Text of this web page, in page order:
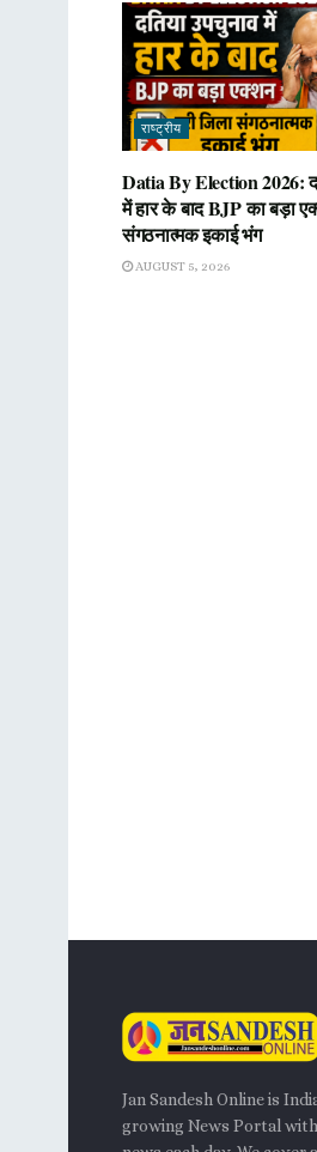
राष्ट्रीय
Datia By Election 2026:
में हार के बाद BJP का बड़ा
संगठनात्मक इकाई भंग
AUGUST 5, 2026
Jan Sandesh Online is
growing News Portal